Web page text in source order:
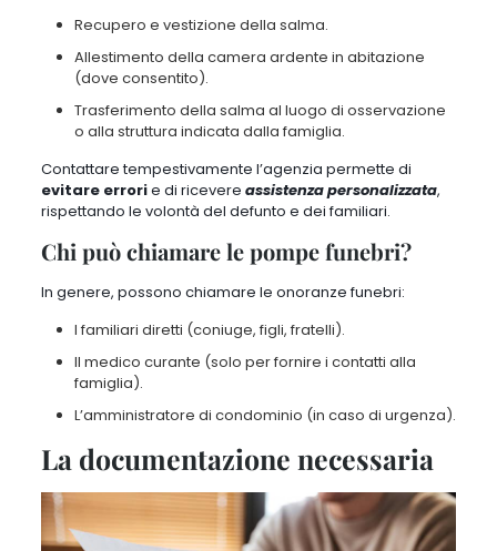
Recupero e vestizione della salma.
Allestimento della camera ardente in abitazione
(dove consentito).
Trasferimento della salma al luogo di osservazione
o alla struttura indicata dalla famiglia.
Contattare tempestivamente l’agenzia permette di
evitare errorie di ricevere assistenza personalizzata,
rispettando le volontà del defunto e dei familiari.
Chi può chiamare le pompe funebri?
In genere, possono chiamare le onoranze funebri:
I familiari diretti (coniuge, figli, fratelli).
Il medico curante (solo per fornire i contatti alla
famiglia).
L’amministratore di condominio (in caso di urgenza).
La documentazione necessaria